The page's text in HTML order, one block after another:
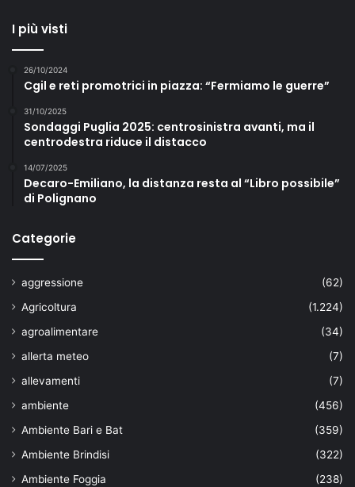
I più visti
26/10/2024
Cgil e reti promotrici in piazza: “Fermiamo le guerre”
31/10/2025
Sondaggi Puglia 2025: centrosinistra avanti, ma il
centrodestra riduce il distacco
14/07/2025
Decaro-Emiliano, la distanza resta al “Libro possibile”
di Polignano
Categorie
aggressione
(62)
Agricoltura
(1.224)
agroalimentare
(34)
allerta meteo
(7)
allevamenti
(7)
ambiente
(456)
Ambiente Bari e Bat
(359)
Ambiente Brindisi
(322)
Ambiente Foggia
(238)